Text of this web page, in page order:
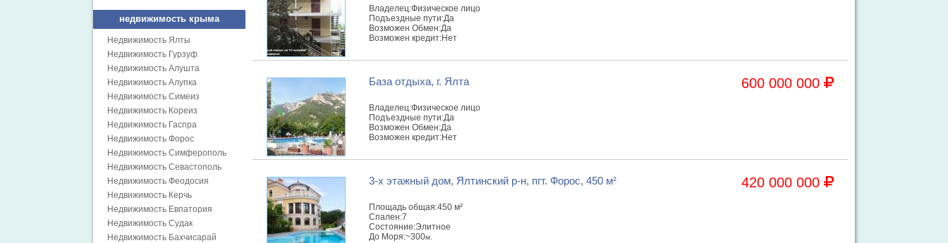
недвижимость крыма
Недвижимость Ялты
Недвижимость Гурзуф
Недвижимость Алушта
Недвижимость Алупка
Недвижимость Симеиз
Недвижимость Кореиз
Недвижимость Гаспра
Недвижимость Форос
Недвижимость Симферополь
Недвижимость Севастополь
Недвижимость Феодосия
Недвижимость Керчь
Недвижимость Евпатория
Недвижимость Судак
Недвижимость Бахчисарай
Владелец:Физическое лицо
Подъездные пути:Да
Возможен Обмен:Да
Возможен кредит:Нет
База отдыха, г. Ялта
Владелец:Физическое лицо
Подъездные пути:Да
Возможен Обмен:Да
Возможен кредит:Нет
600 000 000
3-x этажный дом, Ялтинский р-н, пгт. Форос, 450 м²
Площадь общая:450 м²
Спален:7
Состояние:Элитное
До Моря:~300м.
420 000 000